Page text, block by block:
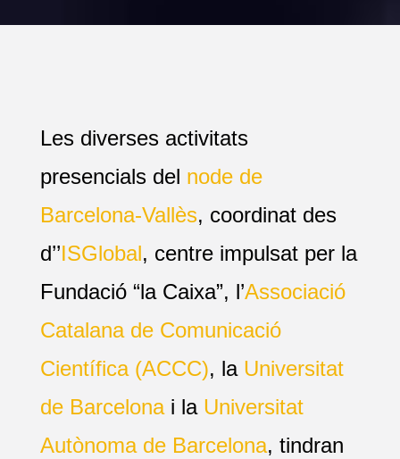
Les diverses activitats
presencials del node de
Barcelona-Vallès, coordinat des
d’’ISGlobal, centre impulsat per la
Fundació “la Caixa”, l’Associació
Catalana de Comunicació
Científica (ACCC), la Universitat
de Barcelonai la Universitat
Autònoma de Barcelona, tindran